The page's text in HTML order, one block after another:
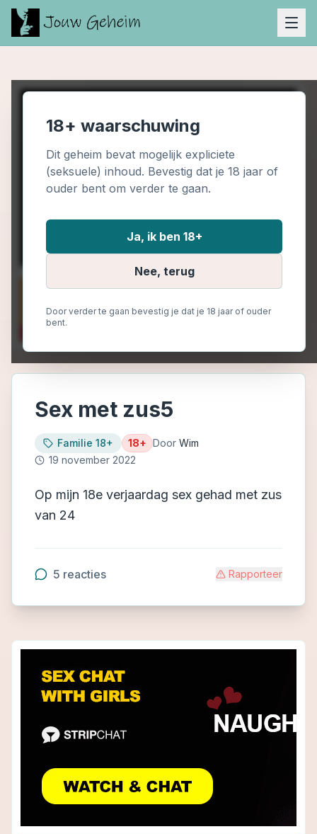
18+ waarschuwing
Dit geheim bevat mogelijk expliciete
(seksuele) inhoud. Bevestig dat je 18 jaar of
ouder bent om verder te gaan.
Ja, ik ben 18+
Nee, terug
Door verder te gaan bevestig je dat je 18 jaar of ouder
bent.
Sex met zus5
Familie 18+ 18+ Door Wim
19 november 2022
Op mijn 18e verjaardag sex gehad met zus
van 24
5 reacties Rapporteer